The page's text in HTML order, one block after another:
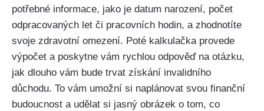
potřebné informace, jako je datum narození, počet
odpracovaných let či pracovních hodin, a zhodnotíte
svoje zdravotní omezení. Poté kalkulačka provede
výpočet a poskytne vám rychlou odpověď na otázku,
jak dlouho vám bude trvat získání invalidního
důchodu. To vám umožní si naplánovat svou finanční
budoucnost a udělat si jasný obrázek o tom, co